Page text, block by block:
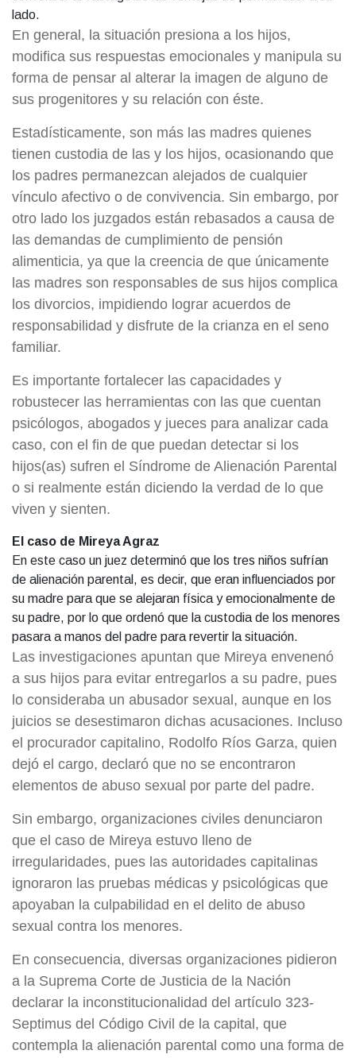
lado.
En general, la situación presiona a los hijos,
modifica sus respuestas emocionales y manipula su
forma de pensar al alterar la imagen de alguno de
sus progenitores y su relación con éste.
Estadísticamente, son más las madres quienes
tienen custodia de las y los hijos, ocasionando que
los padres permanezcan alejados de cualquier
vínculo afectivo o de convivencia. Sin embargo, por
otro lado los juzgados están rebasados a causa de
las demandas de cumplimiento de pensión
alimenticia, ya que la creencia de que únicamente
las madres son responsables de sus hijos complica
los divorcios, impidiendo lograr acuerdos de
responsabilidad y disfrute de la crianza en el seno
familiar.
Es importante fortalecer las capacidades y
robustecer las herramientas con las que cuentan
psicólogos, abogados y jueces para analizar cada
caso, con el fin de que puedan detectar si los
hijos(as) sufren el Síndrome de Alienación Parental
o si realmente están diciendo la verdad de lo que
viven y sienten.
El caso de Mireya Agraz
En este caso un juez determinó que los tres niños sufrían
de alienación parental, es decir, que eran influenciados por
su madre para que se alejaran física y emocionalmente de
su padre, por lo que ordenó que la custodia de los menores
pasara a manos del padre para revertir la situación.
Las investigaciones apuntan que Mireya envenenó
a sus hijos para evitar entregarlos a su padre, pues
lo consideraba un abusador sexual, aunque en los
juicios se desestimaron dichas acusaciones. Incluso
el procurador capitalino, Rodolfo Ríos Garza, quien
dejó el cargo, declaró que no se encontraron
elementos de abuso sexual por parte del padre.
Sin embargo, organizaciones civiles denunciaron
que el caso de Mireya estuvo lleno de
irregularidades, pues las autoridades capitalinas
ignoraron las pruebas médicas y psicológicas que
apoyaban la culpabilidad en el delito de abuso
sexual contra los menores.
En consecuencia, diversas organizaciones pidieron
a la Suprema Corte de Justicia de la Nación
declarar la inconstitucionalidad del artículo 323-
Septimus del Código Civil de la capital, que
contempla la alienación parental como una forma de